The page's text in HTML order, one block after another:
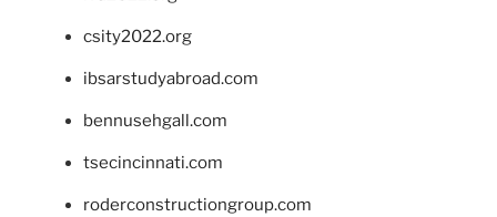
csity2022.org
ibsarstudyabroad.com
bennusehgall.com
tsecincinnati.com
roderconstructiongroup.com